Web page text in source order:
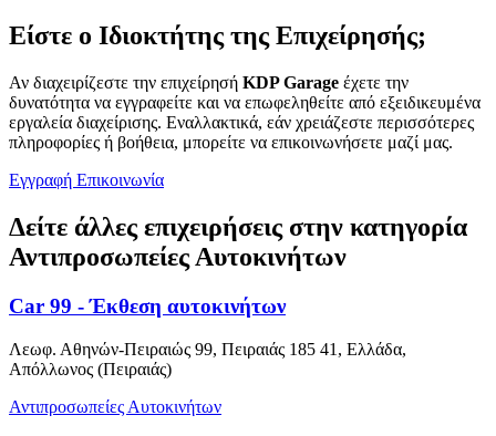
Είστε ο Ιδιοκτήτης της Επιχείρησής;
Αν διαχειρίζεστε την επιχείρησή KDP Garage έχετε την
δυνατότητα να εγγραφείτε και να επωφεληθείτε από εξειδικευμένα
εργαλεία διαχείρισης. Εναλλακτικά, εάν χρειάζεστε περισσότερες
πληροφορίες ή βοήθεια, μπορείτε να επικοινωνήσετε μαζί μας.
Εγγραφή Επικοινωνία
Δείτε άλλες επιχειρήσεις στην κατηγορία
Αντιπροσωπείες Αυτοκινήτων
Car 99 - Έκθεση αυτοκινήτων
Λεωφ. Αθηνών-Πειραιώς 99, Πειραιάς 185 41, Ελλάδα,
Απόλλωνος (Πειραιάς)
Αντιπροσωπείες Αυτοκινήτων